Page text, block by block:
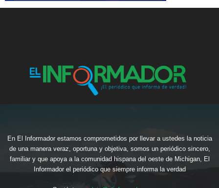
En El Informador estamos comprometidos por llevar a ustedes la noticia
de una manera veraz, oportuna y objetiva, somos un periódico sincero,
familiar y que apoya a la comunidad hispana del oeste de Michigan, El
Informador el periódico que siempre informa la verdad